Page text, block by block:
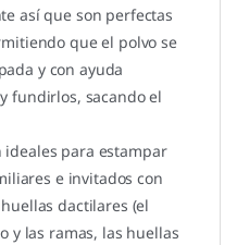
así que son perfectas
que el polvo se
y con ayuda
fundirlos, sacando el
para estampar
e invitados con
dactilares (el
y las ramas, las huellas